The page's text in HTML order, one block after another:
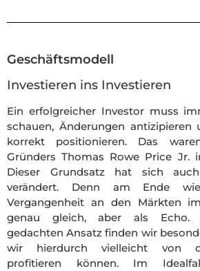
Geschäftsmodell
Investieren ins Investieren
Ein erfolgreicher Investor muss
schauen, Änderungen antizipieren
korrekt positionieren. Das
Gründers Thomas Rowe Price Jr.
Dieser Grundsatz hat sich
verändert. Denn am Ende
Vergangenheit an den Märkten
genau gleich, aber als Echo.
gedachten Ansatz finden wir
wir hierdurch vielleicht von
profitieren können. Im